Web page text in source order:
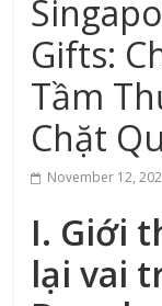
xứ
Thanh
Gifts:
Tầm
Chặt
November 12,
I. Giới
lại vai